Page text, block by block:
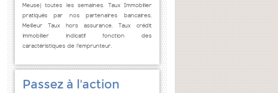
Meuse) toutes les semaines. Taux Immobilier
pratiqués par nos partenaires bancaires.
Meilleur Taux hors assurance. Taux crédit
immobilier indicatif fonction des
caractéristiques de l'emprunteur.
Passez à l'action